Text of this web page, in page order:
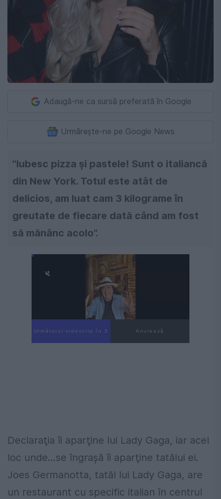
Adaugă-ne ca sursă preferată în Google
Urmărește-ne pe Google News
"Iubesc pizza şi pastele! Sunt o italiancă
din New York. Totul este atât de
delicios, am luat cam 3 kilograme în
greutate de fiecare dată când am fost
să mănânc acolo”.
Următorul videoclip în 4 Anulează
Declaraţia îi aparţine lui Lady Gaga, iar acel
loc unde…se îngraşă îi aparţine tatălui ei.
Joes Germanotta, tatăl lui Lady Gaga, are
un restaurant cu specific italian în centrul